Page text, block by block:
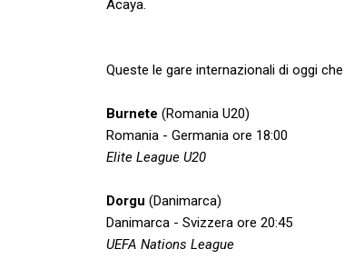
Acaya.
Queste le gare internazionali di oggi
Burnete (Romania U20)
Romania - Germania ore 18:00
Elite League U20
Dorgu (Danimarca)
Danimarca - Svizzera ore 20:45
UEFA Nations League